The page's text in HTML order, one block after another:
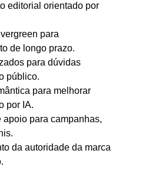
editorial orientado por
para
de longo prazo.
para dúvidas
público.
para melhorar
por IA.
apoio para campanhas,
da autoridade da marca